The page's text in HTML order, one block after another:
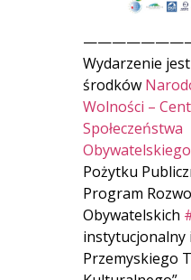
Wydarzenie
środków
Wolności –
Społeczeństwa
Obywatelskiego
Pożytku
Program
Obywatelskich
instytucjonalny
Przemyskiego